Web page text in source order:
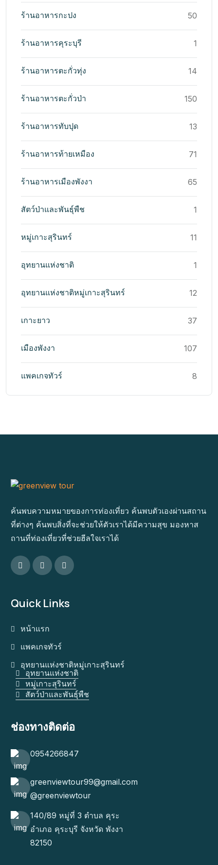
ร้านอาหารกะปง 50
ร้านอาหารคุระบุรี 1
ร้านอาหารตะกั่วทุ่ง 14
ร้านอาหารตะกั่วป่า 150
ร้านอาหารทับปุด 13
ร้านอาหารท้ายเหมือง 71
ร้านอาหารเมืองพังงา 65
สัตว์ป่าและพันธุ์พืช 1
หมู่เกาะสุรินทร์ 11
อุทยานแห่งชาติ 1
อุทยานแห่งชาติหมู่เกาะสุรินทร์ 12
เกาะยาว 37
เมืองพังงา 107
แพคเกจทัวร์ 8
ค้นพบความหมายของการท่องเที่ยว ค้นพบตัวเองผ่านสถาน
ที่ต่างๆ ค้นพบสิ่งที่จะช่วยให้ตัวเราได้มีความสุข มองหาส
ถานที่ท่องเที่ยวที่ช่วยฮีลใจเราได้
Quick Links
หน้าแรก
แพคเกจทัวร์
อุทยานแห่งชาติหมู่เกาะสุรินทร์
อุทยานแห่งชาติ
หมู่เกาะสุรินทร์
สัตว์ป่าและพันธุ์พืช
ช่องทางติดต่อ
0954266847
greenviewtour99@gmail.com
@greenviewtour
140/89 หมู่ที่ 3 ตำบล คุระ
อำเภอ คุระบุรี จังหวัด พังงา
82150